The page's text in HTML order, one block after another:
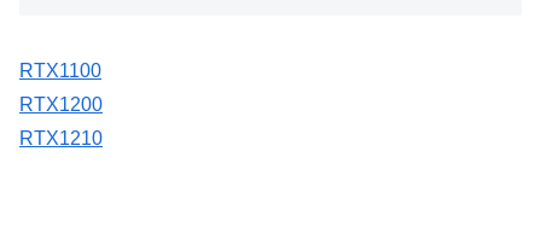
RTX1100
RTX1200
RTX1210